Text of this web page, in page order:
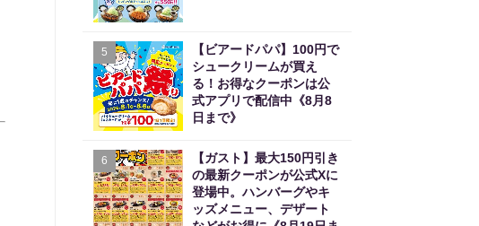
5
【ビアードパパ】100円で
シュークリームが買え
る！お得なクーポンは公
式アプリで配信中《8月8
日まで》
6
【ガスト】最大150円引き
の最新クーポンが公式Xに
登場中。ハンバーグやキ
ッズメニュー、デザート